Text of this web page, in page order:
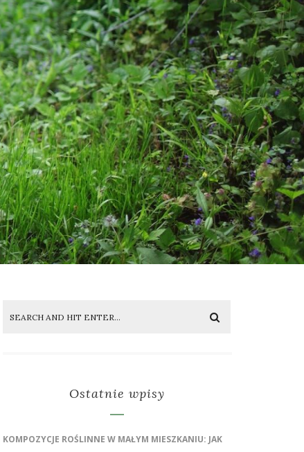
Ostatnie wpisy
KOMPOZYCJE ROŚLINNE W MAŁYM MIESZKANIU: JAK